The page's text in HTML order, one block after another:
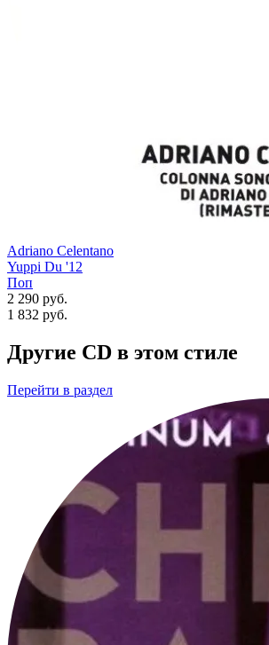
Adriano Celentano
Yuppi Du '12
Поп
2 290 руб.
1 832 руб.
Другие CD в этом стиле
Перейти в раздел